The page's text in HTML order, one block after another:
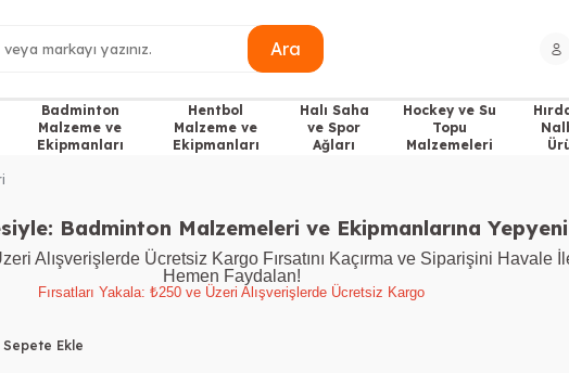
Ara
Badminton
Malzeme ve
Ekipmanları
Hentbol
Malzeme ve
Ekipmanları
Halı Saha
ve Spor
Ağları
Hockey ve Su
Topu
Malzemeleri
Badminton Malzemeleri ve Ekipmanlarına
Alışverişlerde Ücretsiz Kargo Fırsatını Kaçırma ve Siparişini Havale
Hemen Faydalan!
Fırsatları Yakala: ₺250 ve Üzeri Alışverişlerde Ücretsiz Kargo
Ekle